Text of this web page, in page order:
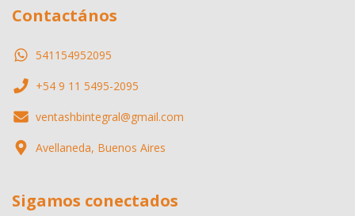
Contactános
541154952095
+54 9 11 5495-2095
ventashbintegral@gmail.com
Avellaneda, Buenos Aires
Sigamos conectados